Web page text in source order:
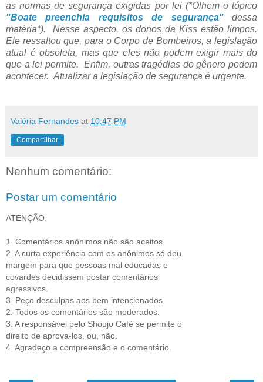
as normas de segurança exigidas por lei (*Olhem o tópico
"Boate preenchia requisitos de segurança"
dessa
matéria*). Nesse aspecto, os donos da Kiss estão limpos.
Ele ressaltou que, para o Corpo de Bombeiros, a legislação
atual é obsoleta, mas que eles não podem exigir mais do
que a lei permite. Enfim, outras tragédias do gênero podem
acontecer. Atualizar a legislação de segurança é urgente.
Valéria Fernandes at 10:47 PM
Compartilhar
Nenhum comentário:
Postar um comentário
ATENÇÃO:
1. Comentários anônimos não são aceitos.
2. A curta experiência com os anônimos só deu
margem para que pessoas mal educadas e
covardes decidissem postar comentários
agressivos.
3. Peço desculpas aos bem intencionados.
2. Todos os comentários são moderados.
3. A responsável pelo Shoujo Café se permite o
direito de aprova-los, ou, não.
4. Agradeço a compreensão e o comentário.